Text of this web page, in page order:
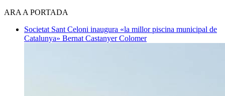
ARA A PORTADA
Societat Sant Celoni inaugura «la millor piscina municipal de
Catalunya» Bernat Castanyer Colomer